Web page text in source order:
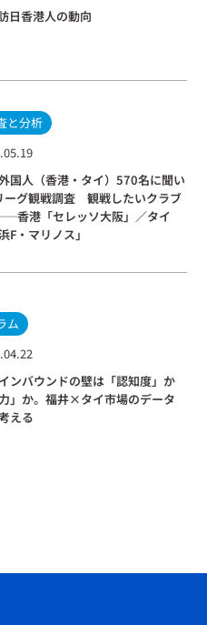
日香港人の動向
と分析
国人（香港・タイ）570名に聞い
ーグ観戦調査 観戦したいクラブ
香港「セレッソ大阪」／タイ
F・マリノス」
ム
ンバウンドの壁は「認知度」か
力」か。福井×タイ市場のデータ
える